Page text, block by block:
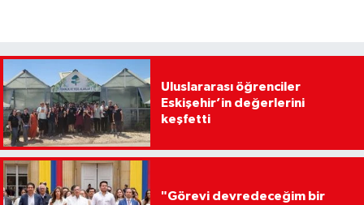
Uluslararası öğrenciler
Eskişehir’in değerlerini
keşfetti
"Görevi devredeceğim bir